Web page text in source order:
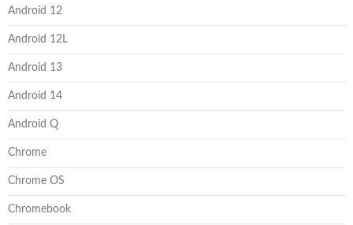
Android 12
Android 12L
Android 13
Android 14
Android Q
Chrome
Chrome OS
Chromebook